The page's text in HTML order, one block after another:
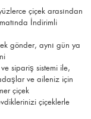
çiçek arasından
İndirimli
gönder, aynı gün ya
sipariş sistemi ile,
ve aileniz için
çiçek
çiçeklerle